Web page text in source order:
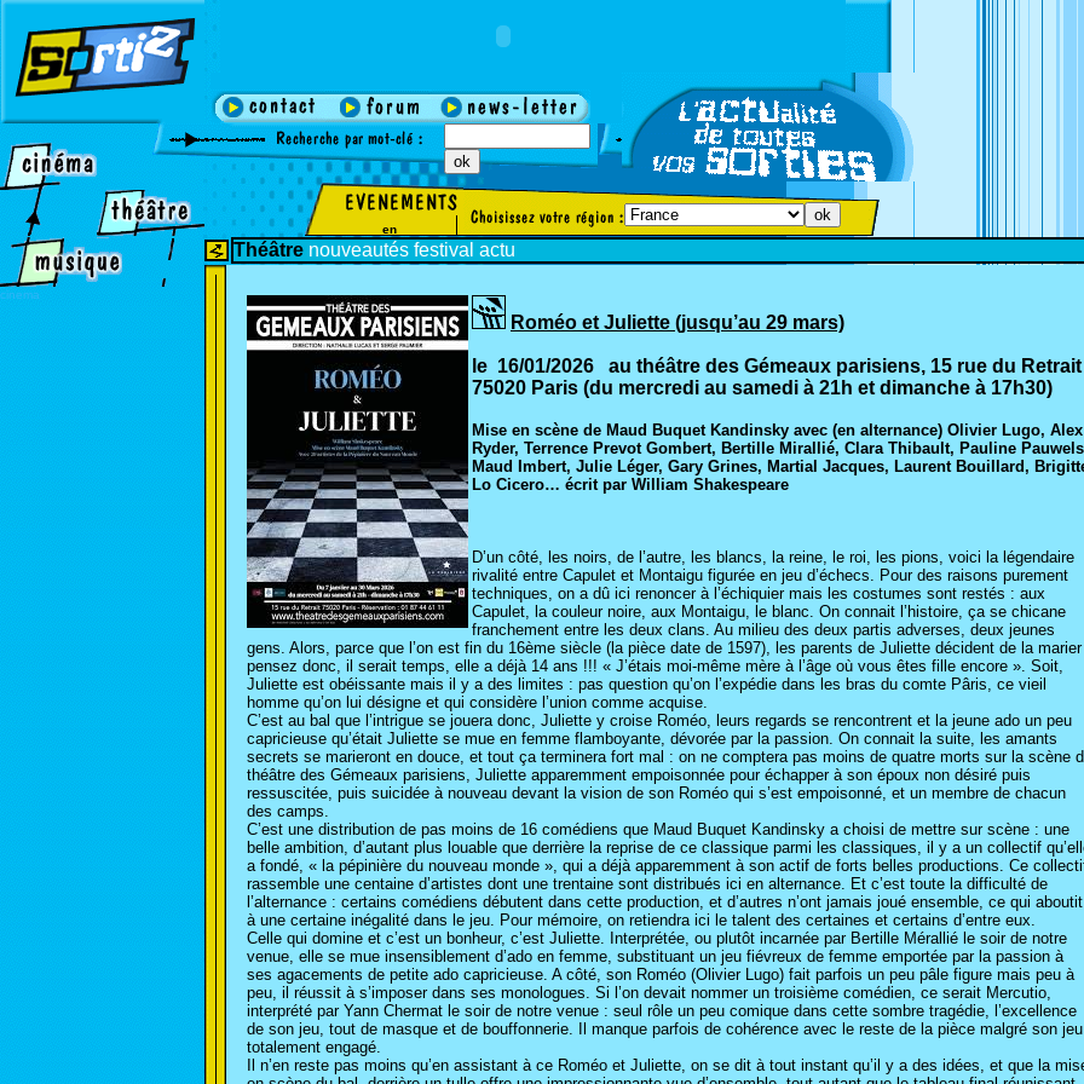
en
cinema
Théâtre nouveautés festival actu
Roméo et Juliette (jusqu’au 29 mars)
le 16/01/2026 au théâtre des Gémeaux parisiens, 15 rue du Retrait
75020 Paris (du mercredi au samedi à 21h et dimanche à 17h30)
Mise en scène de Maud Buquet Kandinsky avec (en alternance) Olivier Lugo, Alex
Ryder, Terrence Prevot Gombert, Bertille Mirallié, Clara Thibault, Pauline
Maud Imbert, Julie Léger, Gary Grines, Martial Jacques, Laurent Bouillard,
Lo Cicero… écrit par William Shakespeare
D’un côté, les noirs, de l’autre, les blancs, la reine, le roi, les pions, voici la légendaire
rivalité entre Capulet et Montaigu figurée en jeu d’échecs. Pour des raisons purement
techniques, on a dû ici renoncer à l’échiquier mais les costumes sont restés : aux
Capulet, la couleur noire, aux Montaigu, le blanc. On connait l’histoire, ça se chicane
franchement entre les deux clans. Au milieu des deux partis adverses, deux jeunes
gens. Alors, parce que l’on est fin du 16ème siècle (la pièce date de 1597), les parents de Juliette décident de la
pensez donc, il serait temps, elle a déjà 14 ans !!! « J’étais moi-même mère à l’âge où vous êtes fille encore ». Soit,
Juliette est obéissante mais il y a des limites : pas question qu’on l’expédie dans les bras du comte Pâris, ce vieil
homme qu’on lui désigne et qui considère l’union comme acquise.
C’est au bal que l’intrigue se jouera donc, Juliette y croise Roméo, leurs regards se rencontrent et la jeune ado un peu
capricieuse qu’était Juliette se mue en femme flamboyante, dévorée par la passion. On connait la suite, les amants
secrets se marieront en douce, et tout ça terminera fort mal : on ne comptera pas moins de quatre morts sur la scène
théâtre des Gémeaux parisiens, Juliette apparemment empoisonnée pour échapper à son époux non désiré puis
ressuscitée, puis suicidée à nouveau devant la vision de son Roméo qui s’est empoisonné, et un membre de chacun
des camps.
C’est une distribution de pas moins de 16 comédiens que Maud Buquet Kandinsky a choisi de mettre sur scène : une
belle ambition, d’autant plus louable que derrière la reprise de ce classique parmi les classiques, il y a un collectif
a fondé, « la pépinière du nouveau monde », qui a déjà apparemment à son actif de forts belles productions. Ce
rassemble une centaine d’artistes dont une trentaine sont distribués ici en alternance. Et c’est toute la difficulté de
l’alternance : certains comédiens débutent dans cette production, et d’autres n’ont jamais joué ensemble, ce qui aboutit
à une certaine inégalité dans le jeu. Pour mémoire, on retiendra ici le talent des certaines et certains d’entre eux.
Celle qui domine et c’est un bonheur, c’est Juliette. Interprétée, ou plutôt incarnée par Bertille Mérallié le soir de notre
venue, elle se mue insensiblement d’ado en femme, substituant un jeu fiévreux de femme emportée par la passion à
ses agacements de petite ado capricieuse. A côté, son Roméo (Olivier Lugo) fait parfois un peu pâle figure mais peu à
peu, il réussit à s’imposer dans ses monologues. Si l’on devait nommer un troisième comédien, ce serait Mercutio,
interprété par Yann Chermat le soir de notre venue : seul rôle un peu comique dans cette sombre tragédie, l’excellence
de son jeu, tout de masque et de bouffonnerie. Il manque parfois de cohérence avec le reste de la pièce malgré son jeu
totalement engagé.
Il n’en reste pas moins qu’en assistant à ce Roméo et Juliette, on se dit à tout instant qu’il y a des idées, et que la